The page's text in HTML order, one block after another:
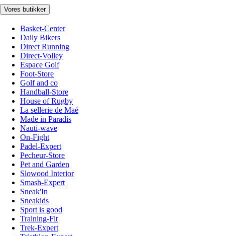
Vores butikker
Basket-Center
Daily Bikers
Direct Running
Direct-Volley
Espace Golf
Foot-Store
Golf and co
Handball-Store
House of Rugby
La sellerie de Maé
Made in Paradis
Nauti-wave
On-Fight
Padel-Expert
Pecheur-Store
Pet and Garden
Slowood Interior
Smash-Expert
Sneak'In
Sneakids
Sport is good
Training-Fit
Trek-Expert